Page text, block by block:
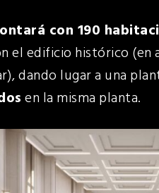
con 190
el edificio histórico (en
dando lugar a una
en la misma planta.